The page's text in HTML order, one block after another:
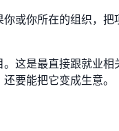
或你所在的组织，
。这是最直接跟就业
要能把它变成生意。